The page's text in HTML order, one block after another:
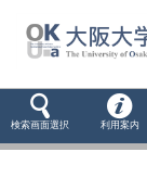
検索画面選択 利用案内